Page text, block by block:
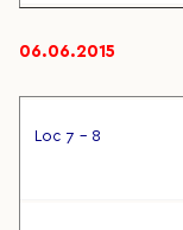
06.06.2015
Loc 7 – 8